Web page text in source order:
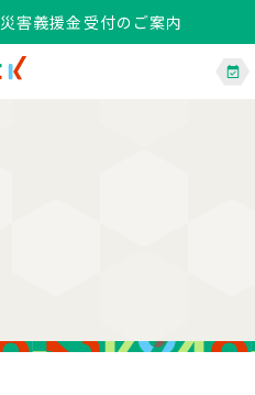
害義援金受付のご案内
害義援金受付のご案内